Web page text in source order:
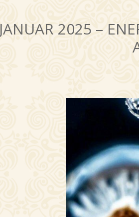
JANUAR 2025 –